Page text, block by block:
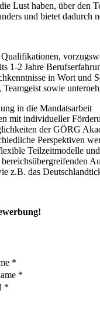
Lust haben, über den
und bietet dadurch
1-2 Jahre
in Wort und
sowie
in die Mandatsarbeit
mit individueller
der GÖRG
Perspektiven
Teilzeitmodelle
z.B. das
*
*
*